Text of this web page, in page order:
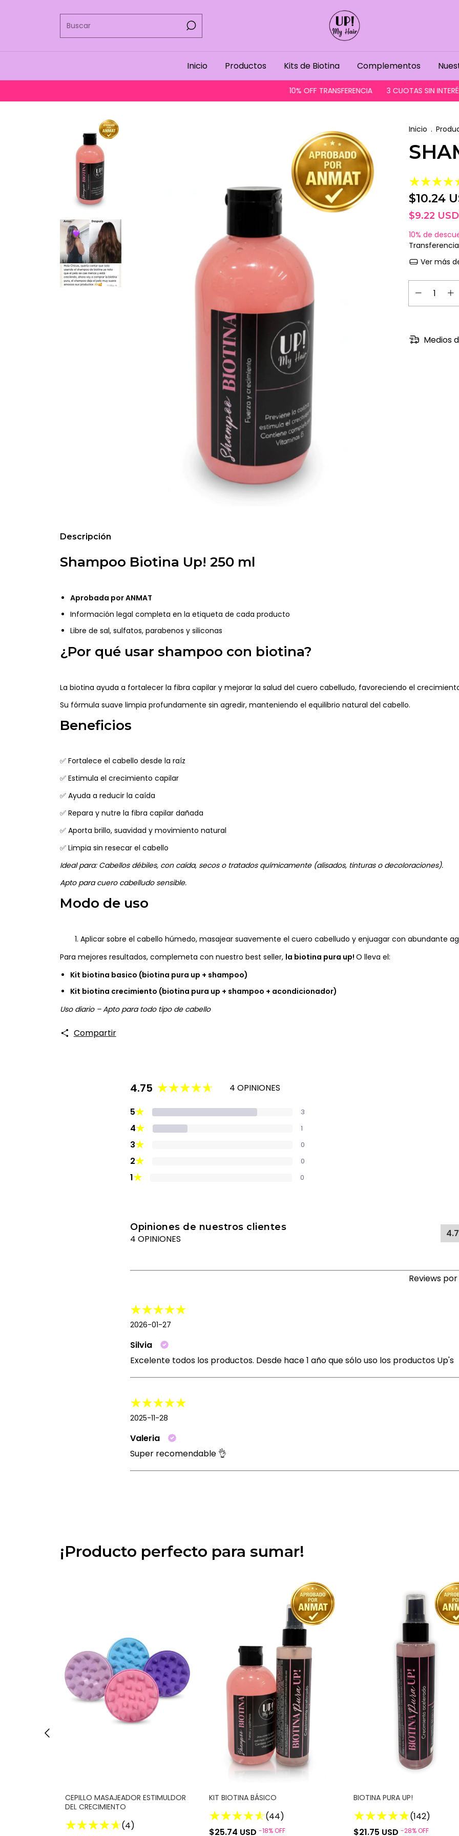
Inicio Productos Kits de Biotina Complementos
10% OFF TRANSFERENCIA 3 CUOTAS SIN INTERÉS
Inicio .
$10.24
$9.22
10% de
Ver más
Medios
Descripción
Shampoo Biotina Up! 250 ml
Aprobada por ANMAT
Información legal completa en la etiqueta de cada producto
Libre de sal, sulfatos, parabenos y siliconas
¿Por qué usar shampoo con biotina?
La biotina ayuda a fortalecer la fibra capilar y mejorar la salud del cuero cabelludo, favoreciendo el
Su fórmula suave limpia profundamente sin agredir, manteniendo el equilibrio natural del cabello.
Beneficios
✅ Fortalece el cabello desde la raíz
✅ Estimula el crecimiento capilar
✅ Ayuda a reducir la caída
✅ Repara y nutre la fibra capilar dañada
✅ Aporta brillo, suavidad y movimiento natural
✅ Limpia sin resecar el cabello
Ideal para: Cabellos débiles, con caída, secos o tratados químicamente (alisados, tinturas o decoloraciones).
Apto para cuero cabelludo sensible.
Modo de uso
Aplicar sobre el cabello húmedo, masajear suavemente el cuero cabelludo y enjuagar con abundante
Para mejores resultados, complemeta con nuestro best seller, la biotina pura up! O lleva el:
Kit biotina basico (biotina pura up + shampoo)
Kit biotina crecimiento (biotina pura up + shampoo + acondicionador)
Uso diario – Apto para todo tipo de cabello
Compartir
4.75 4 OPINIONES
5★ 3
4★ 1
3★ 0
2★ 0
1★ 0
Opiniones de nuestros clientes
4 OPINIONES
Reviews
2026-01-27
Silvia
Excelente todos los productos. Desde hace 1 año que sólo uso los productos Up's
2025-11-28
Valeria
Super recomendable 👌
¡Producto perfecto para sumar!
CEPILLO MASAJEADOR ESTIMULDOR
DEL CRECIMIENTO
(4)
KIT BIOTINA BÁSICO
(44)
$25.74 USD-18%OFF
BIOTINA PURA UP!
(142)
$21.75 USD -28%OFF